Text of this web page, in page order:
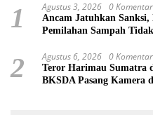
1 Agustus 3, 2026 0 Komentar
Ancam Jatuhkan
Pemilahan Sampah
2 Agustus 6, 2026 0 Komentar
Teror Harimau Sumatra
BKSDA Pasang Kamera